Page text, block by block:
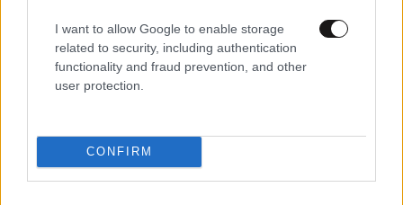
I want to allow Google to enable storage
related to security, including authentication
functionality and fraud prevention, and other
user protection.
CONFIRM